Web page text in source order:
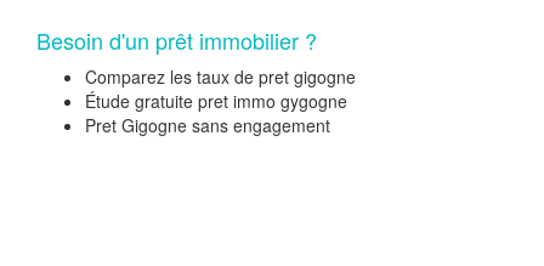
Besoin d'un prêt immobilier ?
Comparez les taux de pret gigogne
Étude gratuite pret immo gygogne
Pret Gigogne sans engagement